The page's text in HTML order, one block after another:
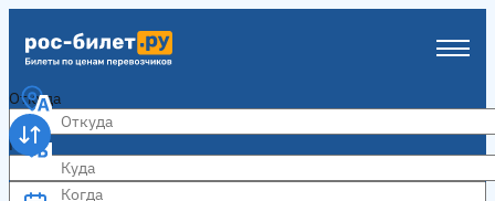
Откуда
Куда
Когда